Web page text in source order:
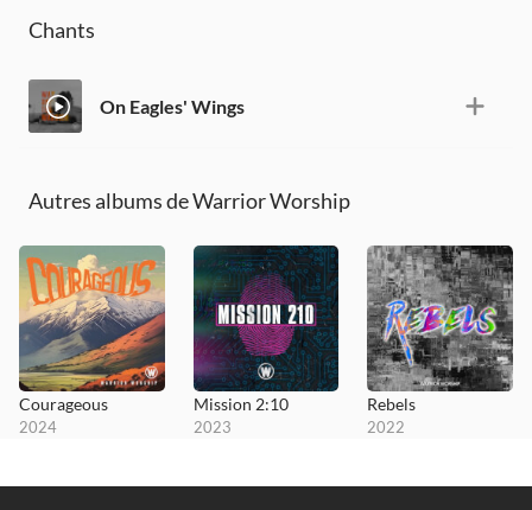
Chants
On Eagles' Wings
Autres albums de Warrior Worship
Courageous
2024
Mission 2:10
2023
Rebels
2022